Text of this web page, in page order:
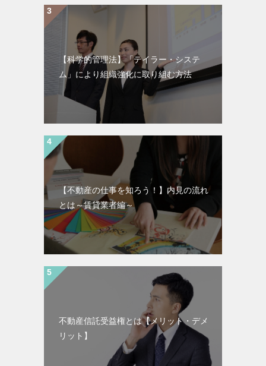
【科学的管理法】「テイラー・システ
ム」により組織強化に取り組む方法
【不動産の仕事を知ろう！】内見の流れ
とは～賃貸業者編～
不動産信託受益権とは【メリット・デメ
リット】